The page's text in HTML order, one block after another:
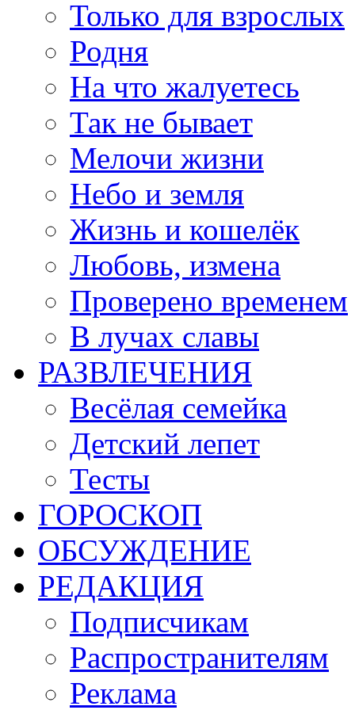
Только для взрослых
Родня
На что жалуетесь
Так не бывает
Мелочи жизни
Небо и земля
Жизнь и кошелёк
Любовь, измена
Проверено временем
В лучах славы
РАЗВЛЕЧЕНИЯ
Весёлая семейка
Детский лепет
Тесты
ГОРОСКОП
ОБСУЖДЕНИЕ
РЕДАКЦИЯ
Подписчикам
Распространителям
Реклама